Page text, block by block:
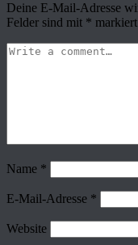
Deine E-Mail-Adresse
Felder sind mit * markiert
Name *
E-Mail-Adresse *
Website